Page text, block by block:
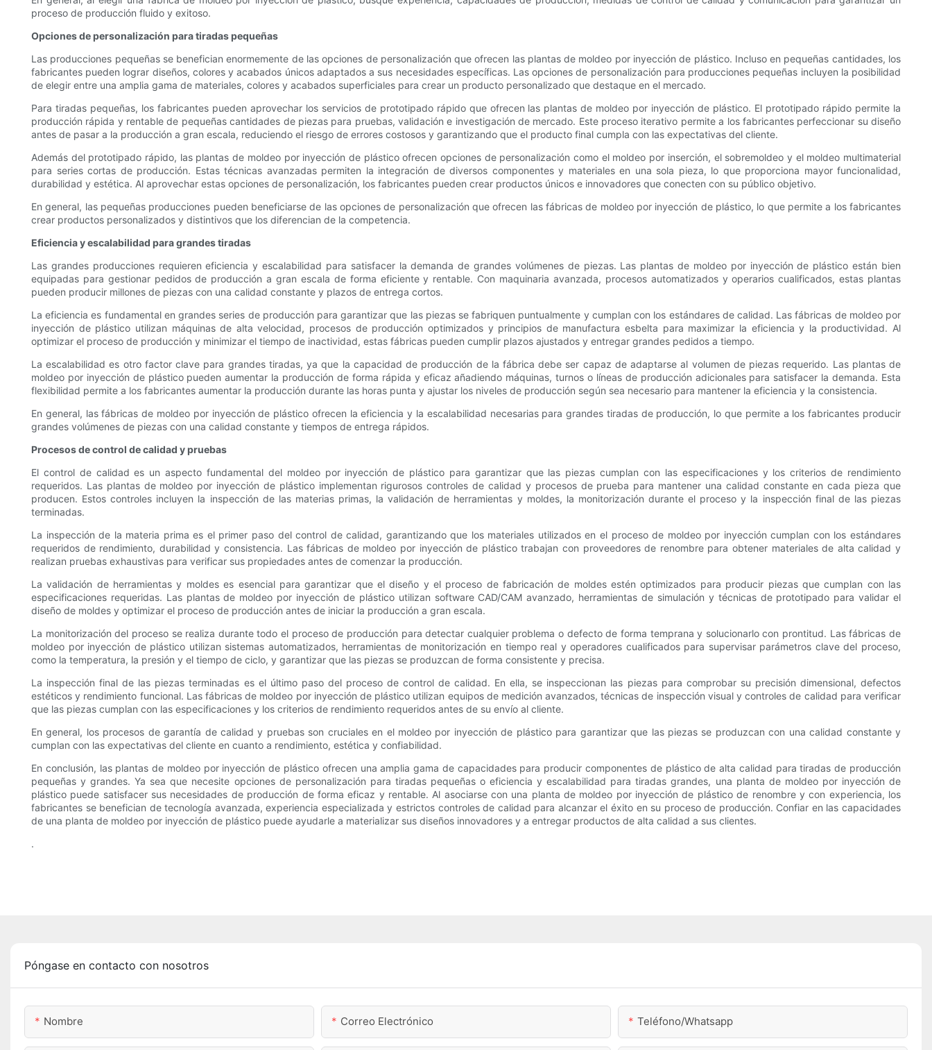
proceso de producción fluido y exitoso.
Opciones de personalización para tiradas pequeñas
Las producciones pequeñas se benefician enormemente de las opciones de personalización que ofrecen las plantas de moldeo por inyección de plástico. Incluso en pequeñas cantidades, los
fabricantes pueden lograr diseños, colores y acabados únicos adaptados a sus necesidades específicas. Las opciones de personalización para producciones pequeñas incluyen la posibilidad
de elegir entre una amplia gama de materiales, colores y acabados superficiales para crear un producto personalizado que destaque en el mercado.
Para tiradas pequeñas, los fabricantes pueden aprovechar los servicios de prototipado rápido que ofrecen las plantas de moldeo por inyección de plástico. El prototipado rápido permite la
producción rápida y rentable de pequeñas cantidades de piezas para pruebas, validación e investigación de mercado. Este proceso iterativo permite a los fabricantes perfeccionar su diseño
antes de pasar a la producción a gran escala, reduciendo el riesgo de errores costosos y garantizando que el producto final cumpla con las expectativas del cliente.
Además del prototipado rápido, las plantas de moldeo por inyección de plástico ofrecen opciones de personalización como el moldeo por inserción, el sobremoldeo y el moldeo multimaterial
para series cortas de producción. Estas técnicas avanzadas permiten la integración de diversos componentes y materiales en una sola pieza, lo que proporciona mayor funcionalidad,
durabilidad y estética. Al aprovechar estas opciones de personalización, los fabricantes pueden crear productos únicos e innovadores que conecten con su público objetivo.
En general, las pequeñas producciones pueden beneficiarse de las opciones de personalización que ofrecen las fábricas de moldeo por inyección de plástico, lo que permite a los fabricantes
crear productos personalizados y distintivos que los diferencian de la competencia.
Eficiencia y escalabilidad para grandes tiradas
Las grandes producciones requieren eficiencia y escalabilidad para satisfacer la demanda de grandes volúmenes de piezas. Las plantas de moldeo por inyección de plástico están bien
equipadas para gestionar pedidos de producción a gran escala de forma eficiente y rentable. Con maquinaria avanzada, procesos automatizados y operarios cualificados, estas plantas
pueden producir millones de piezas con una calidad constante y plazos de entrega cortos.
La eficiencia es fundamental en grandes series de producción para garantizar que las piezas se fabriquen puntualmente y cumplan con los estándares de calidad. Las fábricas de moldeo por
inyección de plástico utilizan máquinas de alta velocidad, procesos de producción optimizados y principios de manufactura esbelta para maximizar la eficiencia y la productividad. Al
optimizar el proceso de producción y minimizar el tiempo de inactividad, estas fábricas pueden cumplir plazos ajustados y entregar grandes pedidos a tiempo.
La escalabilidad es otro factor clave para grandes tiradas, ya que la capacidad de producción de la fábrica debe ser capaz de adaptarse al volumen de piezas requerido. Las plantas de
moldeo por inyección de plástico pueden aumentar la producción de forma rápida y eficaz añadiendo máquinas, turnos o líneas de producción adicionales para satisfacer la demanda. Esta
flexibilidad permite a los fabricantes aumentar la producción durante las horas punta y ajustar los niveles de producción según sea necesario para mantener la eficiencia y la consistencia.
En general, las fábricas de moldeo por inyección de plástico ofrecen la eficiencia y la escalabilidad necesarias para grandes tiradas de producción, lo que permite a los fabricantes producir
grandes volúmenes de piezas con una calidad constante y tiempos de entrega rápidos.
Procesos de control de calidad y pruebas
El control de calidad es un aspecto fundamental del moldeo por inyección de plástico para garantizar que las piezas cumplan con las especificaciones y los criterios de rendimiento
requeridos. Las plantas de moldeo por inyección de plástico implementan rigurosos controles de calidad y procesos de prueba para mantener una calidad constante en cada pieza que
producen. Estos controles incluyen la inspección de las materias primas, la validación de herramientas y moldes, la monitorización durante el proceso y la inspección final de las piezas
terminadas.
La inspección de la materia prima es el primer paso del control de calidad, garantizando que los materiales utilizados en el proceso de moldeo por inyección cumplan con los estándares
requeridos de rendimiento, durabilidad y consistencia. Las fábricas de moldeo por inyección de plástico trabajan con proveedores de renombre para obtener materiales de alta calidad y
realizan pruebas exhaustivas para verificar sus propiedades antes de comenzar la producción.
La validación de herramientas y moldes es esencial para garantizar que el diseño y el proceso de fabricación de moldes estén optimizados para producir piezas que cumplan con las
especificaciones requeridas. Las plantas de moldeo por inyección de plástico utilizan software CAD/CAM avanzado, herramientas de simulación y técnicas de prototipado para validar el
diseño de moldes y optimizar el proceso de producción antes de iniciar la producción a gran escala.
La monitorización del proceso se realiza durante todo el proceso de producción para detectar cualquier problema o defecto de forma temprana y solucionarlo con prontitud. Las fábricas de
moldeo por inyección de plástico utilizan sistemas automatizados, herramientas de monitorización en tiempo real y operadores cualificados para supervisar parámetros clave del proceso,
como la temperatura, la presión y el tiempo de ciclo, y garantizar que las piezas se produzcan de forma consistente y precisa.
La inspección final de las piezas terminadas es el último paso del proceso de control de calidad. En ella, se inspeccionan las piezas para comprobar su precisión dimensional, defectos
estéticos y rendimiento funcional. Las fábricas de moldeo por inyección de plástico utilizan equipos de medición avanzados, técnicas de inspección visual y controles de calidad para verificar
que las piezas cumplan con las especificaciones y los criterios de rendimiento requeridos antes de su envío al cliente.
En general, los procesos de garantía de calidad y pruebas son cruciales en el moldeo por inyección de plástico para garantizar que las piezas se produzcan con una calidad constante y
cumplan con las expectativas del cliente en cuanto a rendimiento, estética y confiabilidad.
En conclusión, las plantas de moldeo por inyección de plástico ofrecen una amplia gama de capacidades para producir componentes de plástico de alta calidad para tiradas de producción
pequeñas y grandes. Ya sea que necesite opciones de personalización para tiradas pequeñas o eficiencia y escalabilidad para tiradas grandes, una planta de moldeo por inyección de
plástico puede satisfacer sus necesidades de producción de forma eficaz y rentable. Al asociarse con una planta de moldeo por inyección de plástico de renombre y con experiencia, los
fabricantes se benefician de tecnología avanzada, experiencia especializada y estrictos controles de calidad para alcanzar el éxito en su proceso de producción. Confiar en las capacidades
de una planta de moldeo por inyección de plástico puede ayudarle a materializar sus diseños innovadores y a entregar productos de alta calidad a sus clientes.
.
Póngase en contacto con nosotros
Nombre Correo Electrónico Teléfono/whatsapp